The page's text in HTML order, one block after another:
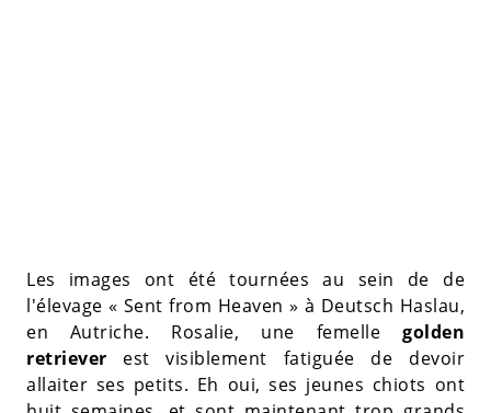
Les images ont été tournées au sein de de
l'élevage « Sent from Heaven » à Deutsch Haslau,
en Autriche. Rosalie, une femelle golden
retriever est visiblement fatiguée de devoir
allaiter ses petits. Eh oui, ses jeunes chiots ont